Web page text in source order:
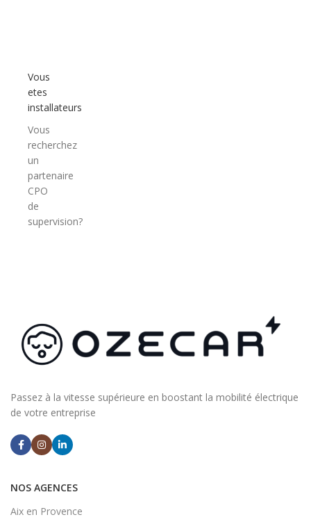
Vous
etes
installateurs
Vous
recherchez
un
partenaire
CPO
de
supervision?
Passez à la vitesse supérieure en boostant la mobilité électrique
de votre entreprise
NOS AGENCES
Aix en Provence